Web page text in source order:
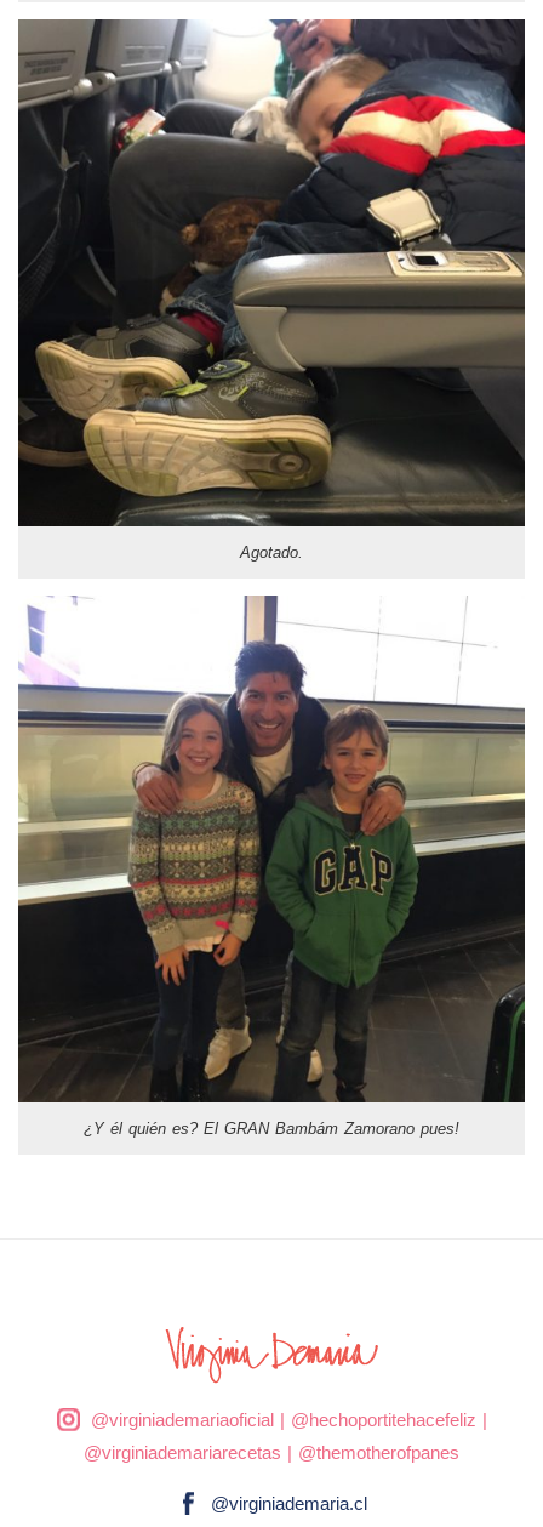
Agotado.
¿Y él quién es? El GRAN Bambám Zamorano pues!
@virginiademariaoficial| @hechoportitehacefeliz |
@virginiademariarecetas | @themotherofpanes
@virginiademaria.cl